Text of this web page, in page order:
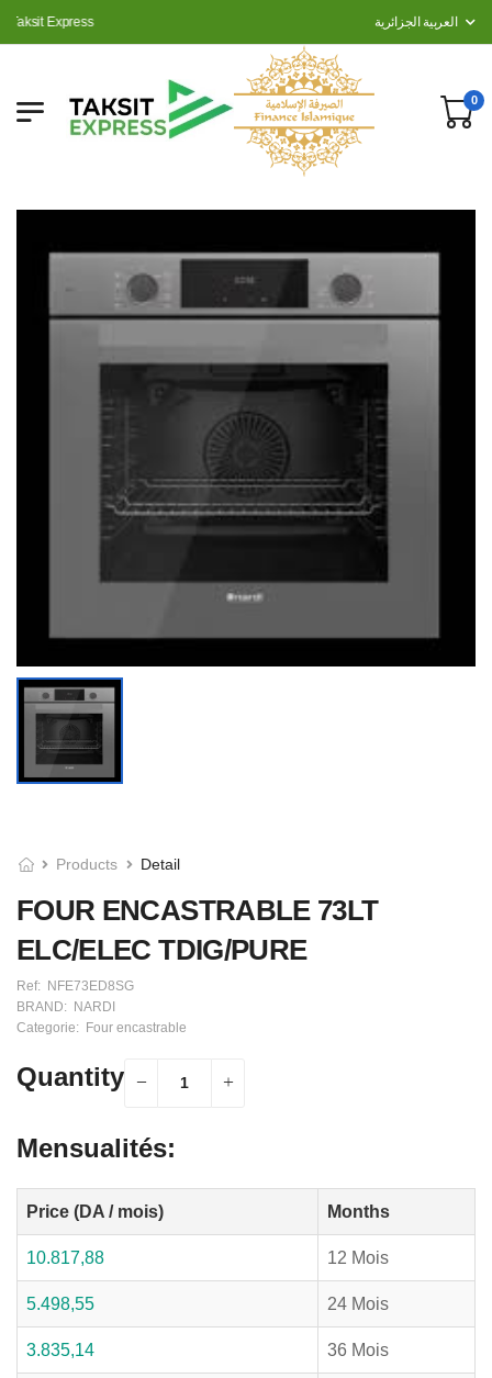
Taksit Express العربية الجزائرية
0
Products Detail
FOUR ENCASTRABLE 73LT
ELC/ELEC TDIG/PURE
Ref: NFE73ED8SG
BRAND: NARDI
Categorie: Four encastrable
Quantity
Mensualités:
Price (DA / mois) Months
10.817,88 12 Mois
5.498,55 24 Mois
3.835,14 36 Mois